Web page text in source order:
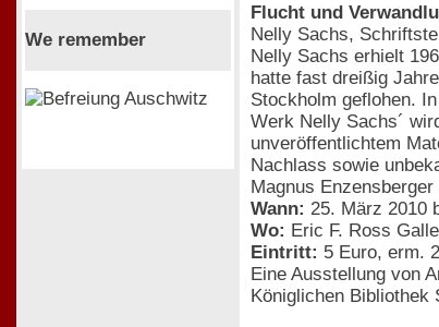
We remember
Flucht und
Nelly Sachs,
Nelly Sachs erhielt
hatte fast dreißig
Stockholm geflohen.
Werk Nelly Sachs´
unveröffentlichtem
Nachlass sowie
Magnus
Wann: 25. März 2010
Wo: Eric F. Ross
Eintritt: 5 Euro, erm.
Eine Ausstellung von
Königlichen Bibliothek